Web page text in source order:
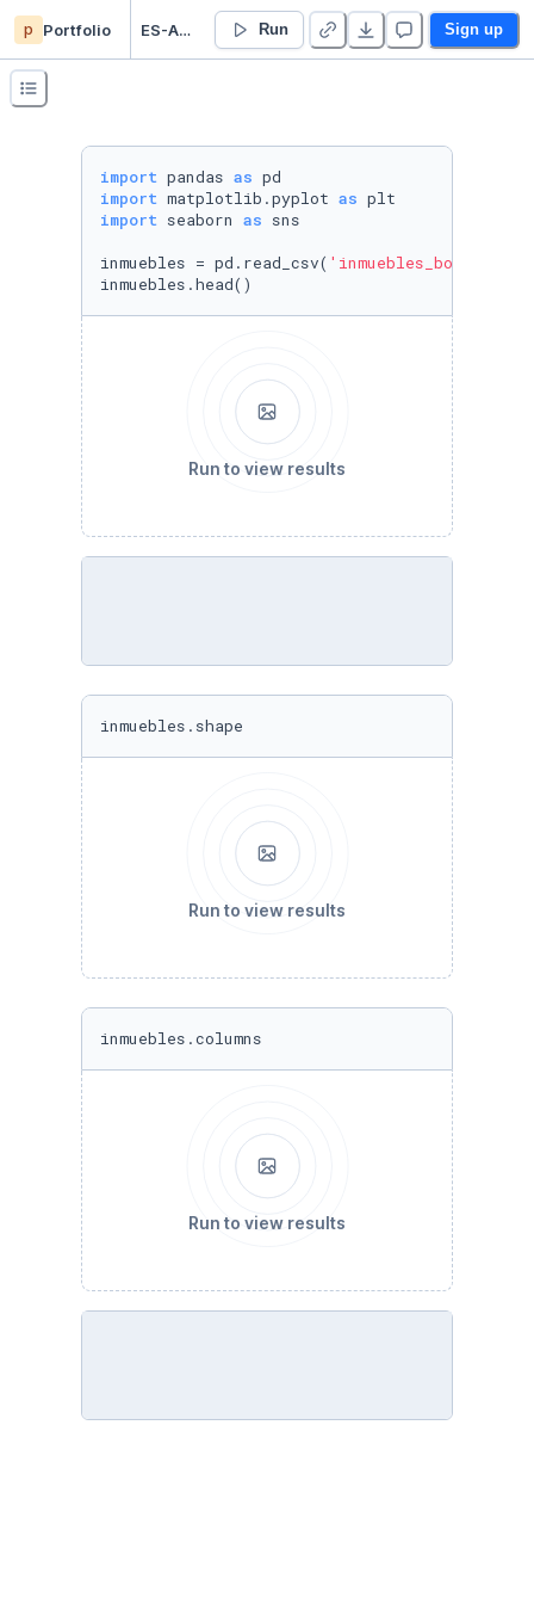
p Portfolio ES-Análisis y modelo del mercado inmobiliario en bogotá Run Sign up
import pandas as
import matplotlib.pyplot as
import seaborn as sns
inmuebles = pd.read_csv(
inmuebles.head()
Run to view results
inmuebles.shape
Run to view results
Run to view results